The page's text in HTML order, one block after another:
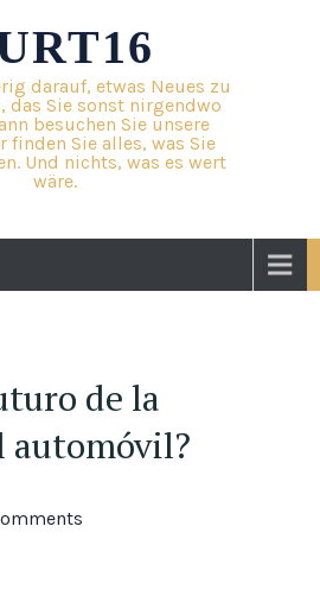
darauf, etwas Neues zu
das Sie sonst nirgendwo
besuchen Sie unsere
finden Sie alles, was Sie
Und nichts, was es wert
wäre.
de la